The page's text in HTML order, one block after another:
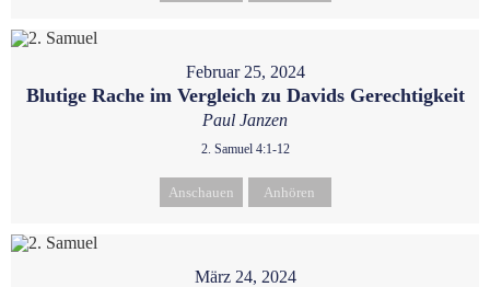
Februar 25, 2024
Blutige Rache im Vergleich zu Davids Gerechtigkeit
Paul Janzen
2. Samuel 4:1-12
Anschauen Anhören
März 24, 2024